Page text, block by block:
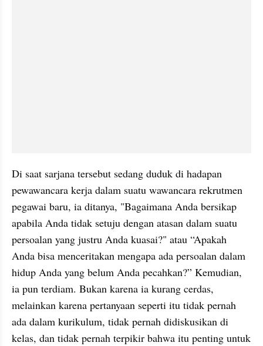
Di saat sarjana tersebut sedang duduk di hadapan
pewawancara kerja dalam suatu wawancara rekrutmen
pegawai baru, ia ditanya, "Bagaimana Anda bersikap
apabila Anda tidak setuju dengan atasan dalam suatu
persoalan yang justru Anda kuasai?" atau “Apakah
Anda bisa menceritakan mengapa ada persoalan dalam
hidup Anda yang belum Anda pecahkan?” Kemudian,
ia pun terdiam. Bukan karena ia kurang cerdas,
melainkan karena pertanyaan seperti itu tidak pernah
ada dalam kurikulum, tidak pernah didiskusikan di
kelas, dan tidak pernah terpikir bahwa itu penting untuk